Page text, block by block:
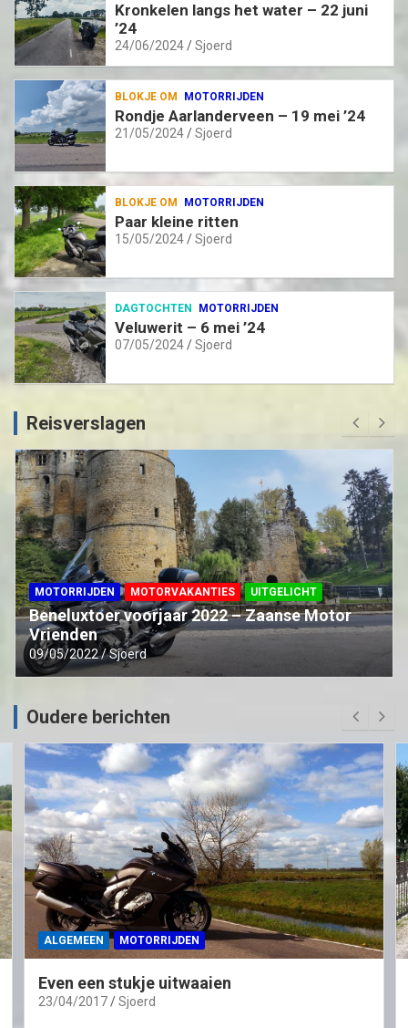
Kronkelen langs het water – 22 juni
’24
24/06/2024 Sjoerd
BLOKJE OM MOTORRIJDEN
Rondje Aarlanderveen – 19 mei ’24
21/05/2024 Sjoerd
BLOKJE OM MOTORRIJDEN
Paar kleine ritten
15/05/2024 Sjoerd
DAGTOCHTEN MOTORRIJDEN
Veluwerit – 6 mei ’24
07/05/2024 Sjoerd
Reisverslagen
MOTORRIJDEN MOTORVAKANTIES UITGELICHT
Beneluxtoer voorjaar 2022 – Zaanse Motor
Vrienden
09/05/2022 Sjoerd
Oudere berichten
ALGEMEEN MOTORRIJDEN
Even een stukje uitwaaien
23/04/2017 Sjoerd